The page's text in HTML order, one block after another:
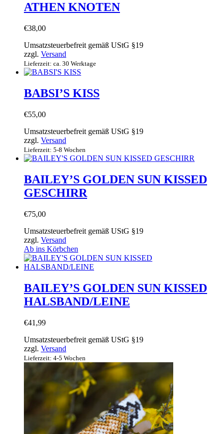
ATHEN KNOTEN
€38,00
Umsatzsteuerbefreit gemäß UStG §19
zzgl. Versand
Lieferzeit: ca. 30 Werktage
BABSI’S KISS
€55,00
Umsatzsteuerbefreit gemäß UStG §19
zzgl. Versand
Lieferzeit: 5-8 Wochen
BAILEY’S GOLDEN SUN KISSED
GESCHIRR
€75,00
Umsatzsteuerbefreit gemäß UStG §19
zzgl. Versand
Ab ins Körbchen
BAILEY’S GOLDEN SUN KISSED
HALSBAND/LEINE
€41,99
Umsatzsteuerbefreit gemäß UStG §19
zzgl. Versand
Lieferzeit: 4-5 Wochen